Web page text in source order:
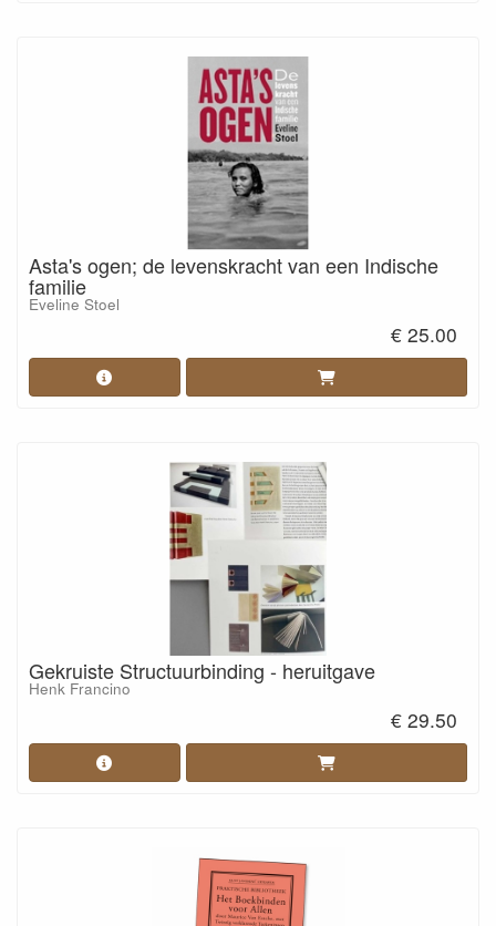
Asta's ogen; de levenskracht van een Indische
familie
Eveline Stoel
€ 25.00
Gekruiste Structuurbinding - heruitgave
Henk Francino
€ 29.50